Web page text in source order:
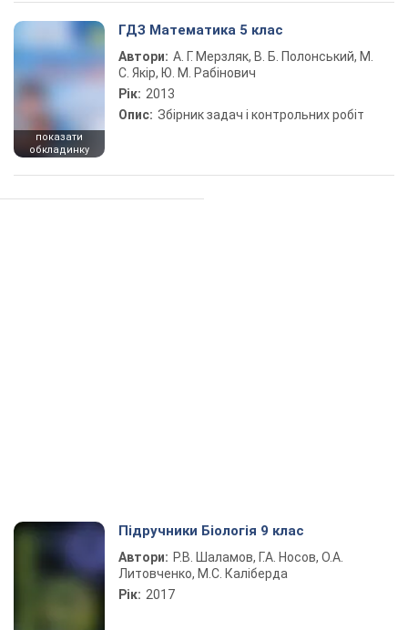
показати
обкладинку
ГДЗ Математика 5 клас
Автори: А. Г. Мерзляк, В. Б. Полонський, М.
С. Якір, Ю. М. Рабінович
Рік: 2013
Опис: Збірник задач і контрольних робіт
Підручники Біологія 9 клас
Автори: Р.В. Шаламов, Г.А. Носов, О.А.
Литовченко, М.С. Каліберда
Рік: 2017